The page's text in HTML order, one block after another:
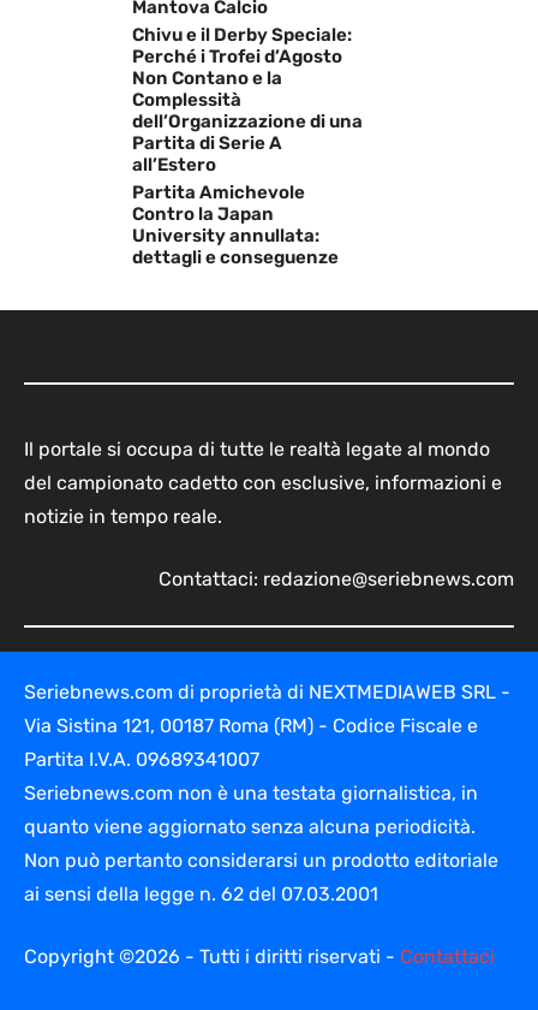
Mantova Calcio
Chivu e il Derby Speciale:
Perché i Trofei d’Agosto
Non Contano e la
Complessità
dell’Organizzazione di una
Partita di Serie A
all’Estero
Partita Amichevole
Contro la Japan
University annullata:
dettagli e conseguenze
Il portale si occupa di tutte le realtà legate al mondo
del campionato cadetto con esclusive, informazioni e
notizie in tempo reale.
Contattaci: redazione@seriebnews.com
Seriebnews.com di proprietà di NEXTMEDIAWEB SRL -
Via Sistina 121, 00187 Roma (RM) - Codice Fiscale e
Partita I.V.A. 09689341007
Seriebnews.com non è una testata giornalistica, in
quanto viene aggiornato senza alcuna periodicità.
Non può pertanto considerarsi un prodotto editoriale
ai sensi della legge n. 62 del 07.03.2001
Copyright ©2026 - Tutti i diritti riservati - Contattaci